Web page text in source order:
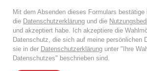
Mit dem Absenden dieses Formulars
die Datenschutzerklärung und die
und akzeptiert habe. Ich akzeptiere die
Datenschutz, die sich auf meine persönlichen
sie in der Datenschutzerklärung unter "Ihre
Datenschutzes" beschrieben sind.